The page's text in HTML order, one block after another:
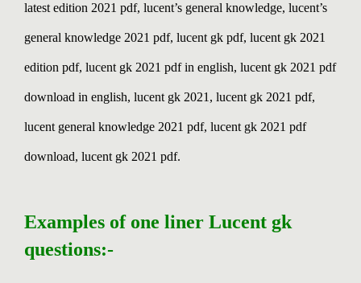
latest edition 2021 pdf, lucent’s general knowledge, lucent’s
general knowledge 2021 pdf, lucent gk pdf, lucent gk 2021
edition pdf, lucent gk 2021 pdf in english, lucent gk 2021 pdf
download in english, lucent gk 2021, lucent gk 2021 pdf,
lucent general knowledge 2021 pdf, lucent gk 2021 pdf
download, lucent gk 2021 pdf.
Examples of one liner Lucent gk
questions:-